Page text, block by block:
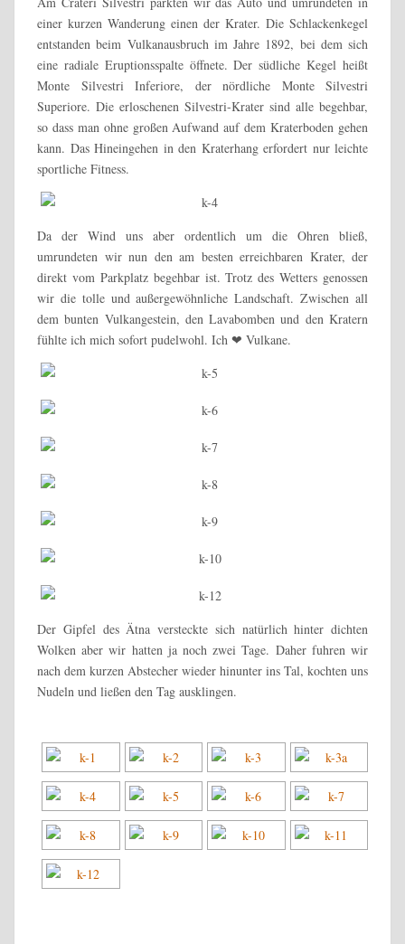
einer kurzen Wanderung einen der Krater. Die Schlackenkegel
entstanden beim Vulkanausbruch im Jahre 1892, bei dem sich
eine radiale Eruptionsspalte öffnete. Der südliche Kegel heißt
Monte Silvestri Inferiore, der nördliche Monte Silvestri
Superiore. Die erloschenen Silvestri-Krater sind alle begehbar,
so dass man ohne großen Aufwand auf dem Kraterboden gehen
kann. Das Hineingehen in den Kraterhang erfordert nur leichte
sportliche Fitness.
Da der Wind uns aber ordentlich um die Ohren bließ,
umrundeten wir nun den am besten erreichbaren Krater, der
direkt vom Parkplatz begehbar ist. Trotz des Wetters genossen
wir die tolle und außergewöhnliche Landschaft. Zwischen all
dem bunten Vulkangestein, den Lavabomben und den Kratern
fühlte ich mich sofort pudelwohl. Ich ❤ Vulkane.
Der Gipfel des Ätna versteckte sich natürlich hinter dichten
Wolken aber wir hatten ja noch zwei Tage. Daher fuhren wir
nach dem kurzen Abstecher wieder hinunter ins Tal, kochten uns
Nudeln und ließen den Tag ausklingen.